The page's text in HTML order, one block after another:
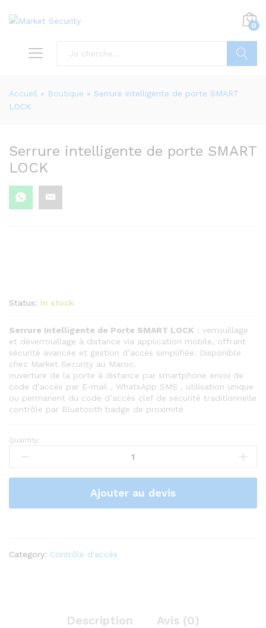
0
Accueil » Boutique » Serrure intelligente de porte SMART
LOCK
Serrure intelligente de porte SMART
LOCK
Status: In stock
Serrure Intelligente de Porte SMART LOCK : verrouillage
et déverrouillage à distance via application mobile, offrant
sécurité avancée et gestion d’accès simplifiée. Disponible
chez Market Security au Maroc.
ouverture de la porte à distance par smartphone envoi de
code d’accès par E-mail , WhatsApp SMS , utilisation unique
ou permanent du code d’accès clef de sécurité traditionnelle
contrôle par Bluetooth badge de proximité
Serrure
intelligente
porte
LOCK
Quantity:
Ajouter au devis
Category: Contrôle d'accès
Description Avis (0)